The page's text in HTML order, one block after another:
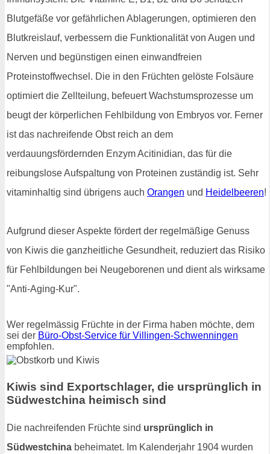
Blutgefäße vor gefährlichen Ablagerungen, optimieren den
Blutkreislauf, verbessern die Funktionalität von Augen und
Nerven und begünstigen einen einwandfreien
Proteinstoffwechsel. Die in den Früchten gelöste Folsäure
optimiert die Zellteilung, befeuert Wachstumsprozesse um
beugt der körperlichen Fehlbildung von Embryos vor. Ferner
ist das nachreifende Obst reich an dem
verdauungsfördernden Enzym Acitinidian, das für die
reibungslose Aufspaltung von Proteinen zuständig ist. Sehr
vitaminhaltig sind übrigens auch Orangen und Heidelbeeren!
Aufgrund dieser Aspekte fördert der regelmäßige Genuss
von Kiwis die ganzheitliche Gesundheit, reduziert das Risiko
für Fehlbildungen bei Neugeborenen und dient als wirksame
"Anti-Aging-Kur".
Wer regelmässig Früchte in der Firma haben möchte, dem
sei der Büro-Obst-Service für Villingen-Schwenningen
empfohlen.
Kiwis sind Exportschlager, die ursprünglich in
Südwestchina heimisch sind
Die nachreifenden Früchte sind ursprünglich in
Südwestchina beheimatet. Im Kalenderjahr 1904 wurden